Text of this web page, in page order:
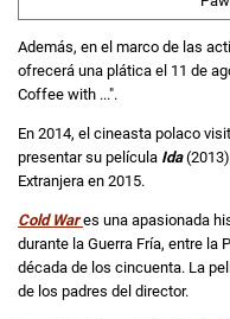
Además, en el marco de las
ofrecerá una plática el 11 de
Coffee with ...".
En 2014, el cineasta polaco
presentar su película Ida
Extranjera en 2015.
Cold War es una apasionada
durante la Guerra Fría, entre la
década de los cincuenta. La
de los padres del director.